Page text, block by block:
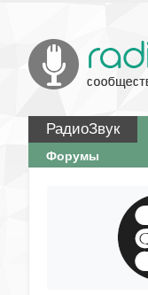
РадиоЗвук
Форумы